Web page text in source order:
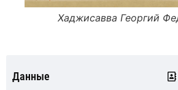
Хаджисавва Георгий
Данные